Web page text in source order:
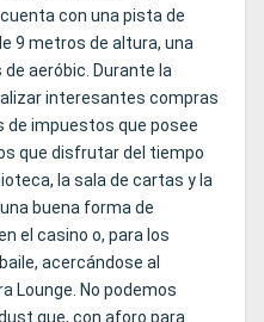
con una pista de
9 metros de altura, una
aeróbic. Durante la
interesantes compras
impuestos que posee
que disfrutar del tiempo
la sala de cartas y la
buena forma de
el casino o, para los
acercándose al
Lounge. No podemos
que, con aforo para